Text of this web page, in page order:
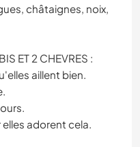
châtaignes, noix,
ET 2 CHEVRES :
aillent bien.
adorent cela.